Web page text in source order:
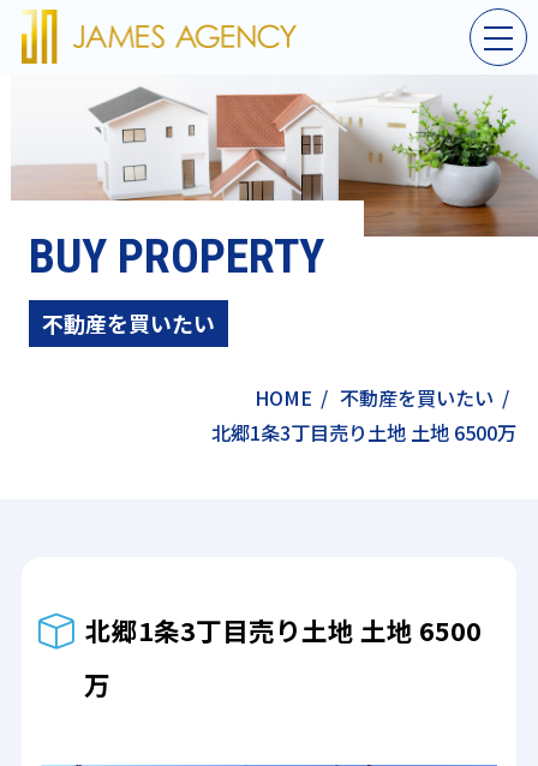
BUY PROPERTY
不動産を買いたい
HOME / 不動産を買いたい /
北郷1条3丁目売り土地 土地 6500万
北郷1条3丁目売り土地 土地 6500
万